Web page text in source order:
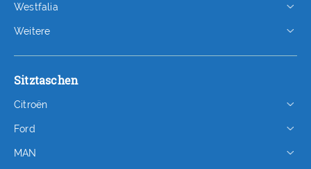
Westfalia
Weitere
Sitztaschen
Citroën
Ford
MAN